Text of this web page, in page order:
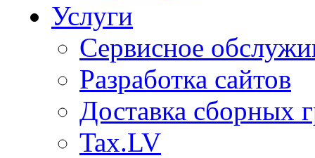
Услуги
Сервисное
Разработка сайтов
Доставка сборных
Tax.LV